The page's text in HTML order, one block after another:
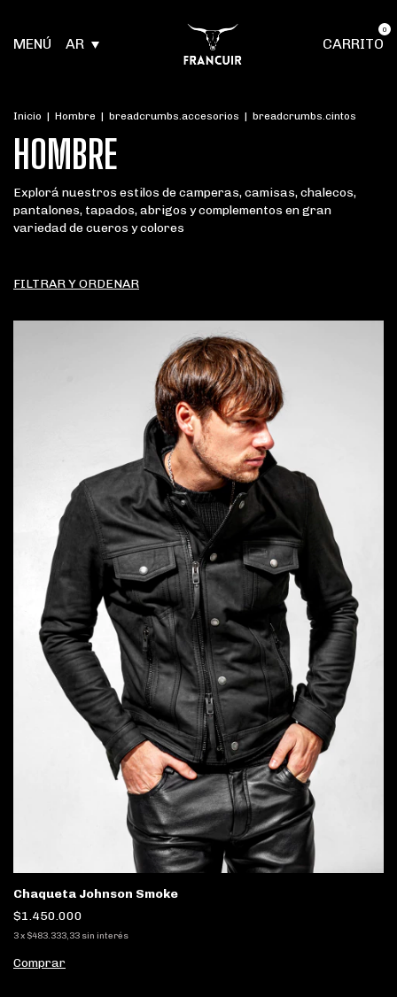
MENÚ AR CARRITO
0
Inicio | Hombre | breadcrumbs.accesorios | breadcrumbs.cintos
HOMBRE
Explorá nuestros estilos de camperas, camisas, chalecos,
pantalones, tapados, abrigos y complementos en gran
variedad de cueros y colores
FILTRAR Y ORDENAR
Chaqueta Johnson Smoke
$1.450.000
3x $483.333,33 sin interés
Comprar